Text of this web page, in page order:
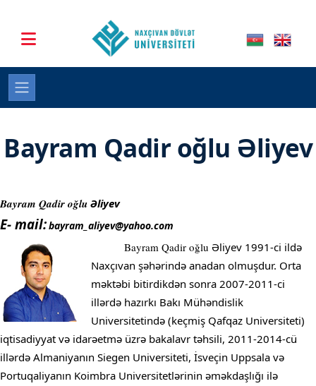
Bayram Qadir oğlu Əliyev
Bayram Qadir oğlu Əliyev
E- mail:bayram_aliyev@yahoo.com
Bayram Qadir oğluƏliyev 1991-ci ildə
Naxçıvan şəhərində anadan olmuşdur. Orta
məktəbi bitirdikdən sonra 2007-2011-ci
illərdə hazırkı Bakı Mühəndislik
Universitetində (keçmiş Qafqaz Universiteti)
iqtisadiyyat və idarəetmə üzrə bakalavr təhsili, 2011-2014-cü
illərdə Almaniyanın Siegen Universiteti, İsveçin Uppsala və
Portuqaliyanın Koimbra Universitetlərinin əməkdaşlığı ilə